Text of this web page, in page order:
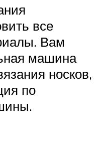
все
Вам
машина
носков,
по